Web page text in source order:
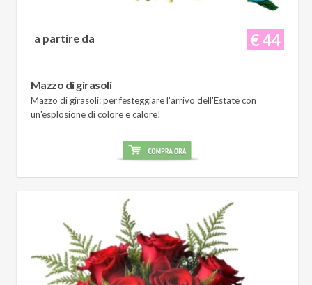
€ 44
a partire da
Mazzo di girasoli
Mazzo di girasoli: per festeggiare l'arrivo dell'Estate con
un'esplosione di colore e calore!